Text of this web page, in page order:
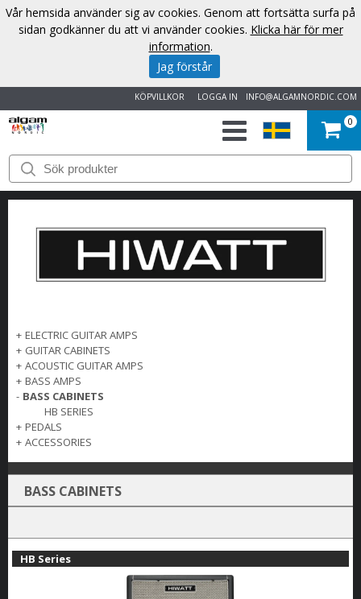
INFO@ALGAMNORDIC.COM
LOGGA IN
KÖPVILLKOR
START
VARUMÄRKEN
NYHETER
KONTAKT
0
+ ELECTRIC GUITAR AMPS
+ GUITAR CABINETS
+ ACOUSTIC GUITAR AMPS
+ BASS AMPS
- BASS CABINETS
HB SERIES
+ PEDALS
+ ACCESSORIES
BASS CABINETS
HB Series
Vår hemsida använder sig av cookies. Genom att fortsätta surfa på
sidan godkänner du att vi använder cookies. Klicka här för mer
information.
Jag förstår